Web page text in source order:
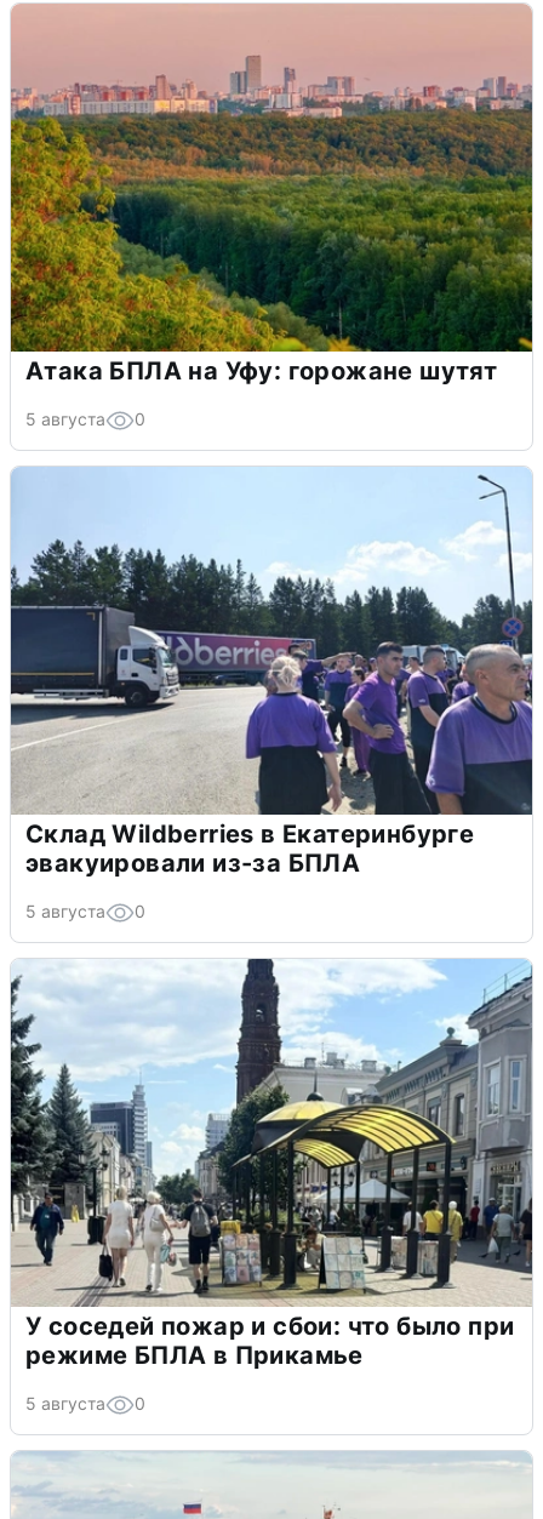
Атака БПЛА на Уфу: горожане шутят
5 августа 0
Склад Wildberries в Екатеринбурге
эвакуировали из-за БПЛА
5 августа 0
У соседей пожар и сбои: что было при
режиме БПЛА в Прикамье
5 августа 0